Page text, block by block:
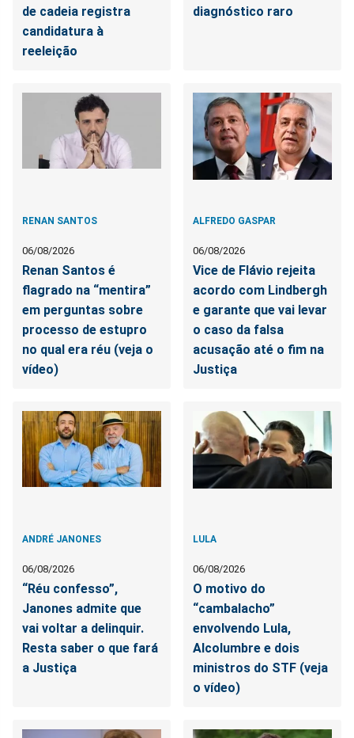
de cadeia registra
candidatura à
reeleição
diagnóstico raro
RENAN SANTOS
06/08/2026
Renan Santos é
flagrado na “mentira”
em perguntas sobre
processo de estupro
no qual era réu (veja o
vídeo)
ALFREDO GASPAR
06/08/2026
Vice de Flávio rejeita
acordo com Lindbergh
e garante que vai levar
o caso da falsa
acusação até o fim na
Justiça
ANDRÉ JANONES
06/08/2026
“Réu confesso”,
Janones admite que
vai voltar a delinquir.
Resta saber o que fará
a Justiça
LULA
06/08/2026
O motivo do
“cambalacho”
envolvendo Lula,
Alcolumbre e dois
ministros do STF (veja
o vídeo)